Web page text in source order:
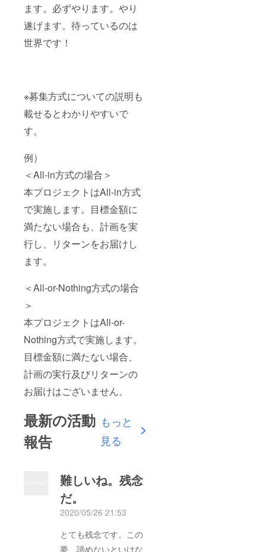
ます。必ずやります。やり
遂げます。待っているのは
世界です！
※募集方式についての説明も
載せるとわかりやすいで
す。
例）
＜All-in方式の場合＞
本プロジェクトはAll-in方式
で実施します。目標金額に
満たない場合も、計画を実
行し、リターンをお届けし
ます。
＜All-or-Nothing方式の場合
＞
本プロジェクトはAll-or-
Nothing方式で実施します。
目標金額に満たない場合、
計画の実行及びリターンの
お届けはございません。
最新の活動
報告
もっと
見る
難しいね。残念
だ。
2020/05/26 21:53
とても残念です。この
夢、諦めないといけな